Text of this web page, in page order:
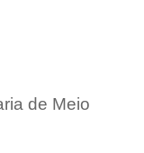
de Meio